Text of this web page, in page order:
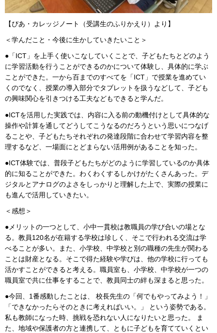
【ぴあ・カレッジノート（受講生のふりかえり）より】
＜学んだこと・今後に生かしていきたいこと＞
●「ICT」を上手く使いこなしていくことで、子どもたちとどのよう
に学習活動を行うことができるのかについて体験し、具体的に学ぶ
ことができた。一から百までのすべてを「ICT」で授業を進めてい
くのでなく、授業の導入部分でタブレットを扱うなどして、子ども
の興味関心を引きつける工夫などもできると学んだ。
●ICTを活用した実践では、内容に入る前の動機付けとして具体的な
操作や計算を通してどうしてこうなるのだろうという思いにつなげ
ることや、子どもたちそれぞれの発達段階に合わせて学習内容を整
理するなど、一場面にとどまらない活用例があることを知った。
●ICT体験では、普段子どもたちがどのように学習しているのか具体
的に知ることができた。わくわくするしかけがたくさんあった。デ
ジタルとアナログのよさをしっかりと理解した上で、実際の授業に
も進んで活用していきたい。
＜感想＞
●メリットの一つとして、小中一貫校は教職員の学び合いの場とな
る。教員120名が在籍する学校は珍しく、そこで行われる交流は学
べることが多い。また、小学校、中学校と別の職種の先生が関わる
ことは財産となる。そこで得た経験や学びは、他の学校に行っても
活かすことができると考える。職員室も、小学校、中学校が一つの
職員室で共に仕事をすることで、教員同士の絆も深まると思った。
●今回、1番感動したことは、 校長先生の「何でもやってみよう！」
「できなかったらそのときに考えればいい。」 という姿勢である。
私も教師になった時、挑戦を恐れない人になりたいと思った。 ま
た、地域や保護者の方と連携して、ともに子どもを育てていくとい